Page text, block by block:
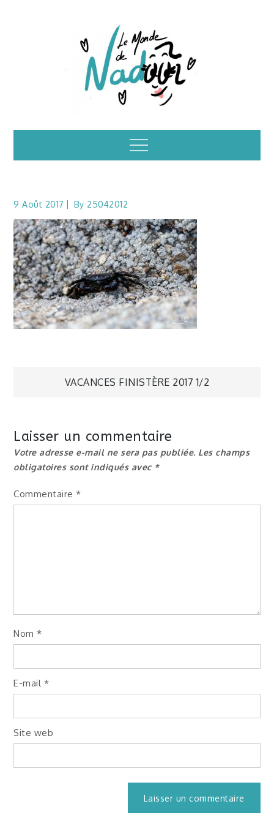
Illustrations – le
monde de Nadoo
Menu
9 Août 2017 By 25042012
Navigation
l’article
VACANCES FINISTÈRE 2017 1/2
Laisser un commentaire
Votre adresse e-mail ne sera pas publiée. Les champs
obligatoires sont indiqués avec *
Commentaire*
Nom*
E-mail *
Site web